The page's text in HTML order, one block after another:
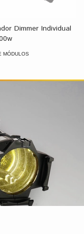
Dimmer Individual
MÓDULOS